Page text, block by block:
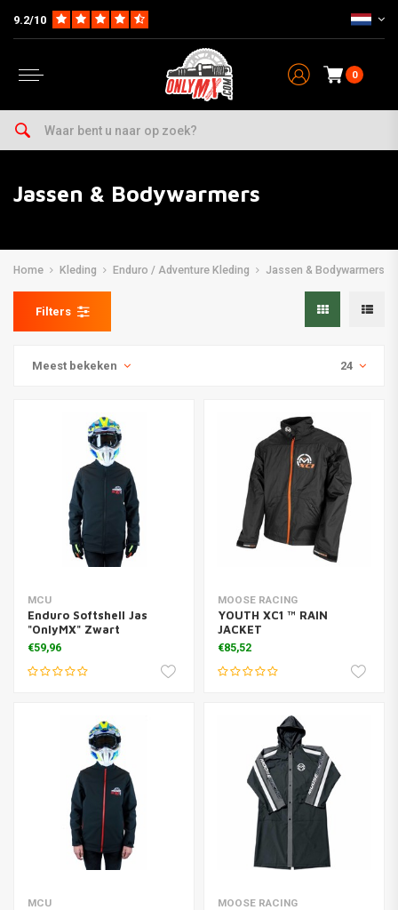
9.2/10
0
Jassen & Bodywarmers
Home Kleding Enduro / Adventure Kleding Jassen & Bodywarmers
Filters
Meest bekeken 24
MCU
Enduro Softshell Jas
"OnlyMX" Zwart
€59,96
MOOSE RACING
YOUTH XC1 ™ RAIN
JACKET
€85,52
MCU MOOSE RACING